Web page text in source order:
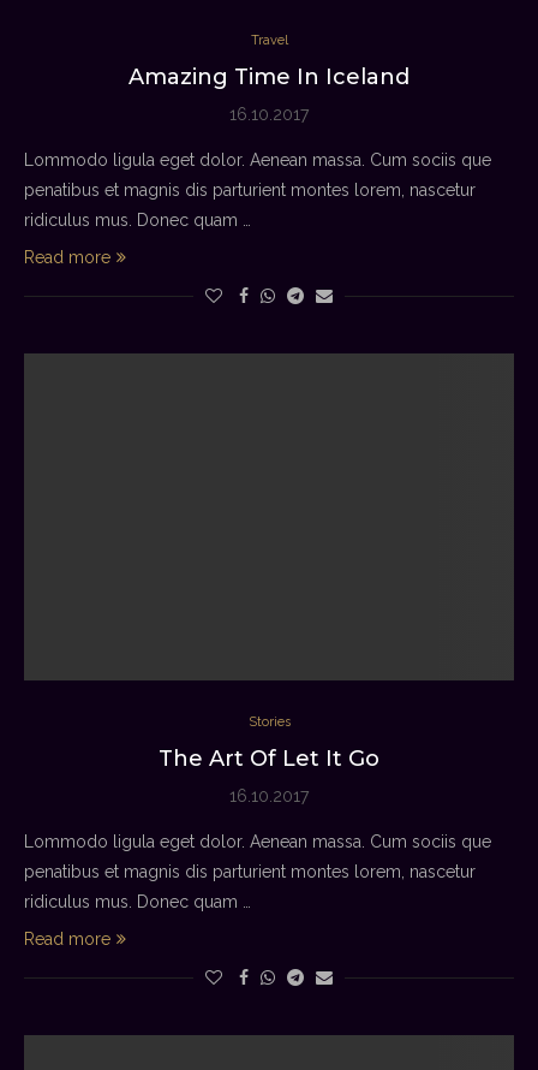
Travel
Amazing Time In Iceland
16.10.2017
Lommodo ligula eget dolor. Aenean massa. Cum sociis que
penatibus et magnis dis parturient montes lorem, nascetur
ridiculus mus. Donec quam …
Read more
Stories
The Art Of Let It Go
16.10.2017
Lommodo ligula eget dolor. Aenean massa. Cum sociis que
penatibus et magnis dis parturient montes lorem, nascetur
ridiculus mus. Donec quam …
Read more